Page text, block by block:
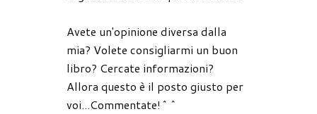
Avete un'opinione diversa dalla
mia? Volete consigliarmi un buon
libro? Cercate informazioni?
Allora questo è il posto giusto per
voi...Commentate!^^